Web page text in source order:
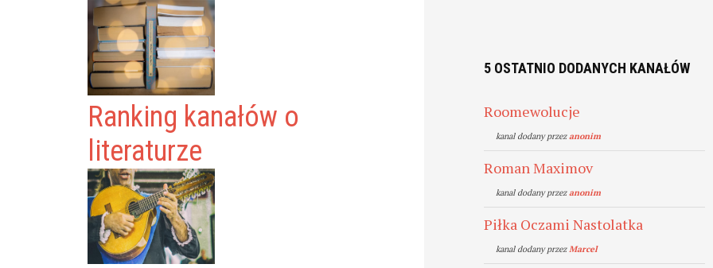
Ranking kanałów o
literaturze
5 OSTATNIO DODANYCH KANAŁÓW
Roomewolucje
kanal dodany przezanonim
Roman Maximov
kanal dodany przezanonim
Piłka Oczami Nastolatka
kanal dodany przezMarcel